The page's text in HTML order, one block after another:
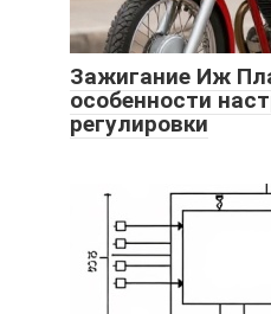
Зажигание Иж
особенности
регулировки